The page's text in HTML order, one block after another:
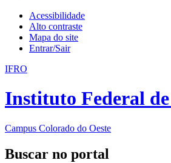
Acessibilidade
Alto contraste
Mapa do site
Entrar/Sair
IFRO
Instituto Federal
Campus Colorado do Oeste
Buscar no portal